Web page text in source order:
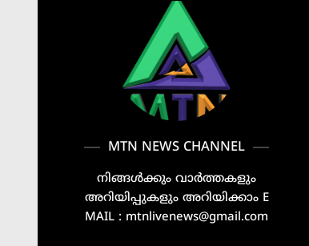
MTN NEWS CHANNEL
നിങ്ങൾക്കും വാർത്തകളും
അറിയിപ്പുകളും അറിയിക്കാം E
MAIL : mtnlivenews@gmail.com